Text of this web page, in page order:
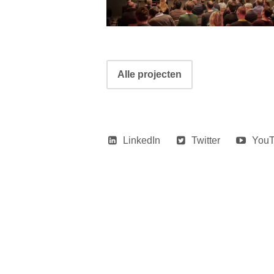
navigatie
Alle projecten
LinkedIn Twitter